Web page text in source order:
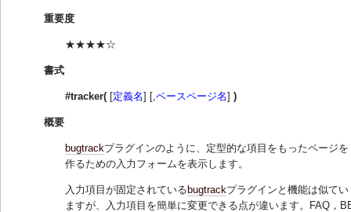
重要度
★★★★☆
書式
#tracker([定義名] [,ベースページ名] )
概要
bugtrackプラグインのように、定型的な項目をもったページを
作るための入力フォームを表示します。
入力項目が固定されている bugtrackプラグインと機能は似てい
ますが、入力項目を簡単に変更できる点が違います。FAQ，